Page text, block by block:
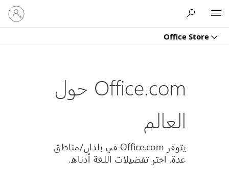
Office Store
تسجيل
الدخول
إلى
Office.com حول
العالم
يتوفر Office.com في بلدان/مناطق
عدة. اختر تفضيلات اللغة أدناه.